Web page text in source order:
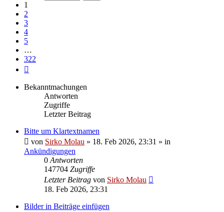
1
2
3
4
5
…
322
Bekanntmachungen
Antworten
Zugriffe
Letzter Beitrag
Bitte um Klartextnamen
von Sirko Molau » 18. Feb 2026, 23:31 » in
Ankündigungen
0 Antworten
147704 Zugriffe
Letzter Beitrag von Sirko Molau
18. Feb 2026, 23:31
Bilder in Beiträge einfügen